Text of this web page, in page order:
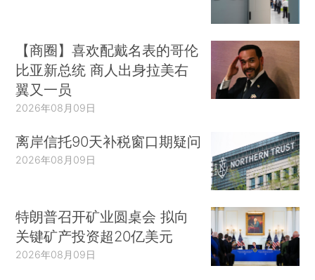
【商圈】喜欢配戴名表的哥伦
比亚新总统 商人出身拉美右
翼又一员
2026年08月09日
离岸信托90天补税窗口期疑问
2026年08月09日
特朗普召开矿业圆桌会 拟向
关键矿产投资超20亿美元
2026年08月09日